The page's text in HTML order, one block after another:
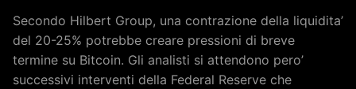
Secondo Hilbert Group, una contrazione della liquidita’
del 20-25% potrebbe creare pressioni di breve
termine su Bitcoin. Gli analisti si attendono pero’
successivi interventi della Federal Reserve che